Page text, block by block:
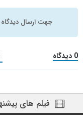
جهت ارسال دیدگاه
0 دیدگاه
فیلم های